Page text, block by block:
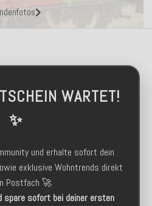
WARTET!
✨
und erhalte sofort dein
exklusive Wohntrends direkt
Postfach 🚀
spare sofort bei deiner ersten